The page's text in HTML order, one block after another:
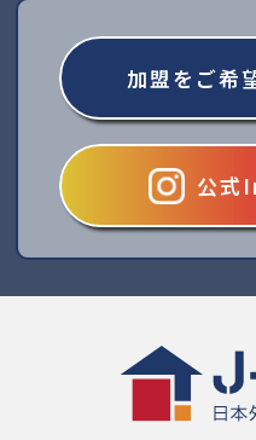
加盟をご希
公式